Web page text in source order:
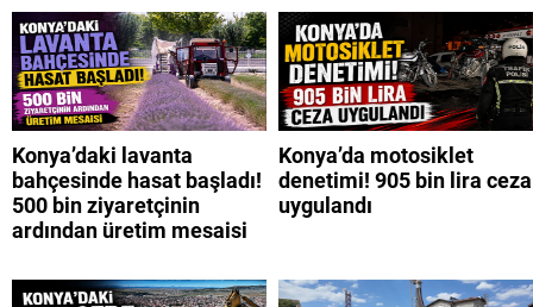
Konya’daki lavanta
bahçesinde hasat başladı!
500 bin ziyaretçinin
ardından üretim mesaisi
Konya’da motosiklet
denetimi! 905 bin lira ceza
uygulandı